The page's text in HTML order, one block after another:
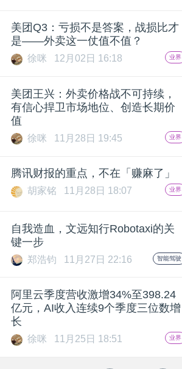
美团Q3：亏损不是答案，战损比才
是——外卖这一仗值不值？
徐咪 12月02日 16:18 业界
美团王兴：外卖价格战不可持续，
有信心捍卫市场地位、创造长期价
值
徐咪 11月28日 19:45 业界
腾讯财报的重点，不在「赚麻了」
胡家铭 11月28日 18:07 业界
自我造血，文远知行Robotaxi的关
键一步
郑浩钧 11月27日 22:16 智能驾驶
阿里云季度营收激增34%至398.24
亿元，AI收入连续9个季度三位数增
长
徐咪 11月25日 18:51 业界